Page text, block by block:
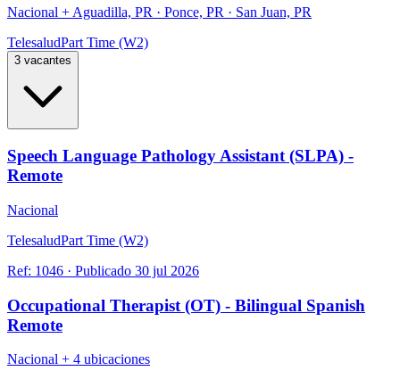
Nacional + Aguadilla, PR · Ponce, PR · San Juan, PR
TelesaludPart Time (W2)
3 vacantes
Speech Language Pathology Assistant (SLPA) -
Remote
Nacional
TelesaludPart Time (W2)
Ref: 1046 · Publicado 30 jul 2026
Occupational Therapist (OT) - Bilingual Spanish
Remote
Nacional + 4 ubicaciones